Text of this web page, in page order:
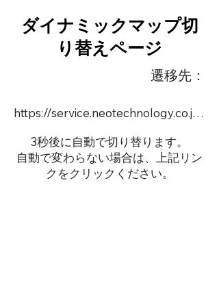
ダイナミックマップ切
り替えページ
遷移先：
https://service.neotechnology.co.jp/order2/TIM11/FreeMindView.html
3秒後に自動で切り替ります。
自動で変わらない場合は、上記リン
クをクリックください。